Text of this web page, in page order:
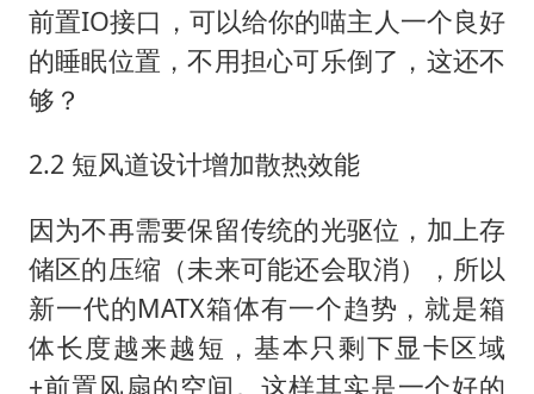
前置IO接口，可以给你的喵主人一个良好
的睡眠位置，不用担心可乐倒了，这还不
够？
2.2 短风道设计增加散热效能
因为不再需要保留传统的光驱位，加上存
储区的压缩（未来可能还会取消），所以
新一代的MATX箱体有一个趋势，就是箱
体长度越来越短，基本只剩下显卡区域
+前置风扇的空间。这样其实是一个好的